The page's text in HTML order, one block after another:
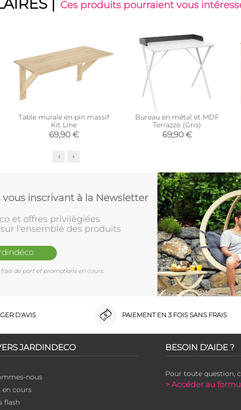
| Ces produits pourraient vous
Table murale en pin massif
Kit Line
69,90 €
Bureau en métal et MDF
Terrazzo (Gris)
69,90 €
inscrivant à la Newsletter
et offres privilègiées
l'ensemble des produits
de port et promotions en cours.
D'AVIS PAIEMENT EN 3 FOIS SANS FRAIS
JARDINDECO
nous
en cours
flash
BESOIN D'AIDE ?
Pour toute question,
> Accéder au